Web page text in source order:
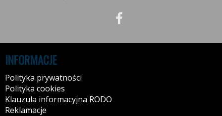
INFORMACJE
Polityka prywatności
Polityka cookies
Klauzula informacyjna RODO
Reklamacje